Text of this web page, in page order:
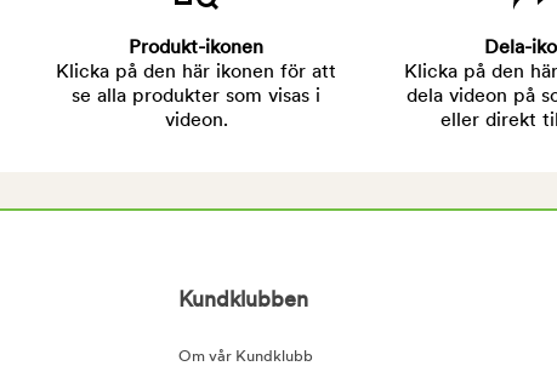
Produkt-ikonen
Klicka på den här ikonen för att
se alla produkter som visas i
videon.
Dela-
Klicka på den
dela videon på
eller direkt
Kundklubben
Om vår Kundklubb